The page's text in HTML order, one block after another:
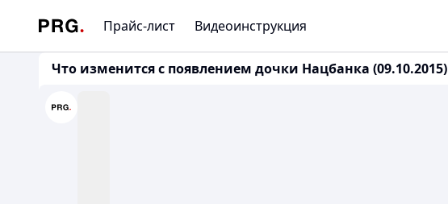
Прайс-лист Видеоинструкция
Что изменится с появлением дочки Нацбанка (09.10.2015)